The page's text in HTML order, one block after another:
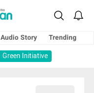
Audio Story
Trending
Green Initiative